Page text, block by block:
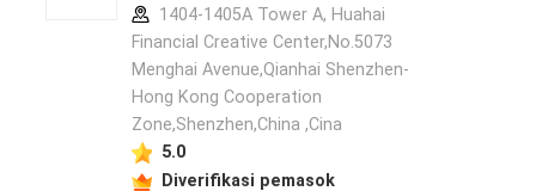
1404-1405A Tower A, Huahai
Financial Creative Center,No.5073
Menghai Avenue,Qianhai Shenzhen-
Hong Kong Cooperation
Zone,Shenzhen,China ,Cina
5.0
Diverifikasi pemasok